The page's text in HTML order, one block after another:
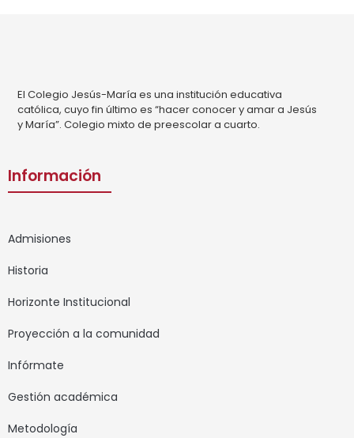
El Colegio Jesús-María es una institución educativa
católica, cuyo fin último es “hacer conocer y amar a Jesús
y María”. Colegio mixto de preescolar a cuarto.
Información
Admisiones
Historia
Horizonte Institucional
Proyección a la comunidad
Infórmate
Gestión académica
Metodología